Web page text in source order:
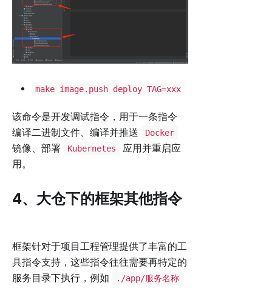
make image.push deploy TAG=xxx
该命令是开发调试指令，用于一条指令
编译二进制文件、编译并推送
Docker
镜像、部署 Kubernetes
应用并重启应
用。
4、大仓下的框架其他指令
框架针对于项目工程管理提供了丰富的工
具指令支持，这些指令往往需要再特定的
服务目录下执行，例如
./app/服务名称